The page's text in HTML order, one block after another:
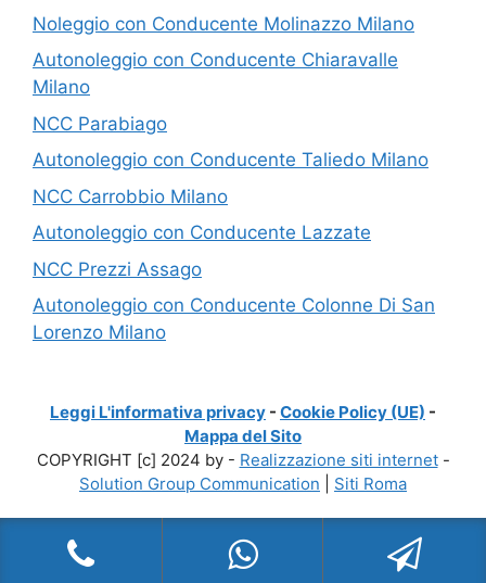
Noleggio con Conducente Molinazzo Milano
Autonoleggio con Conducente Chiaravalle
Milano
NCC Parabiago
Autonoleggio con Conducente Taliedo Milano
NCC Carrobbio Milano
Autonoleggio con Conducente Lazzate
NCC Prezzi Assago
Autonoleggio con Conducente Colonne Di San
Lorenzo Milano
Leggi L'informativa privacy - Cookie Policy (UE) -
Mappa del Sito
COPYRIGHT [c] 2024 by - Realizzazione siti internet-
Solution Group Communication
Siti Roma